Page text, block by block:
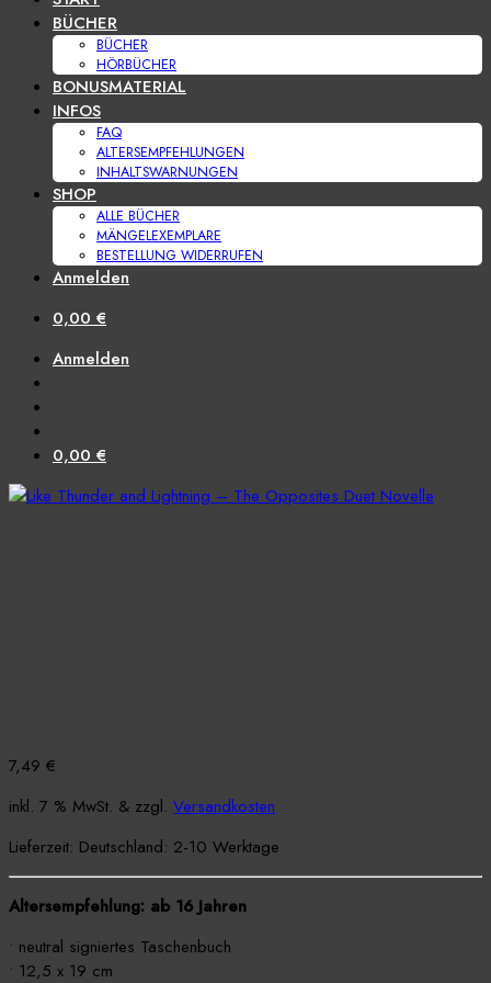
BÜCHER
BÜCHER
HÖRBÜCHER
BONUSMATERIAL
INFOS
FAQ
ALTERSEMPFEHLUNGEN
INHALTSWARNUNGEN
SHOP
ALLE BÜCHER
MÄNGELEXEMPLARE
BESTELLUNG WIDERRUFEN
Anmelden
0,00 €
Anmelden
0,00 €
7,49 €
inkl. 7 % MwSt. & zzgl. Versandkosten
Lieferzeit: Deutschland: 2-10 Werktage
Altersempfehlung: ab 16 Jahren
• neutral signiertes Taschenbuch
• 12,5 x 19 cm